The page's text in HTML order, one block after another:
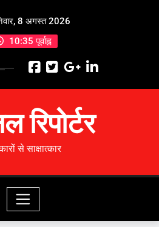
8 अगस्त 2026
10:35 पूर्वाह्न
रिपोर्टर
से साक्षात्कार